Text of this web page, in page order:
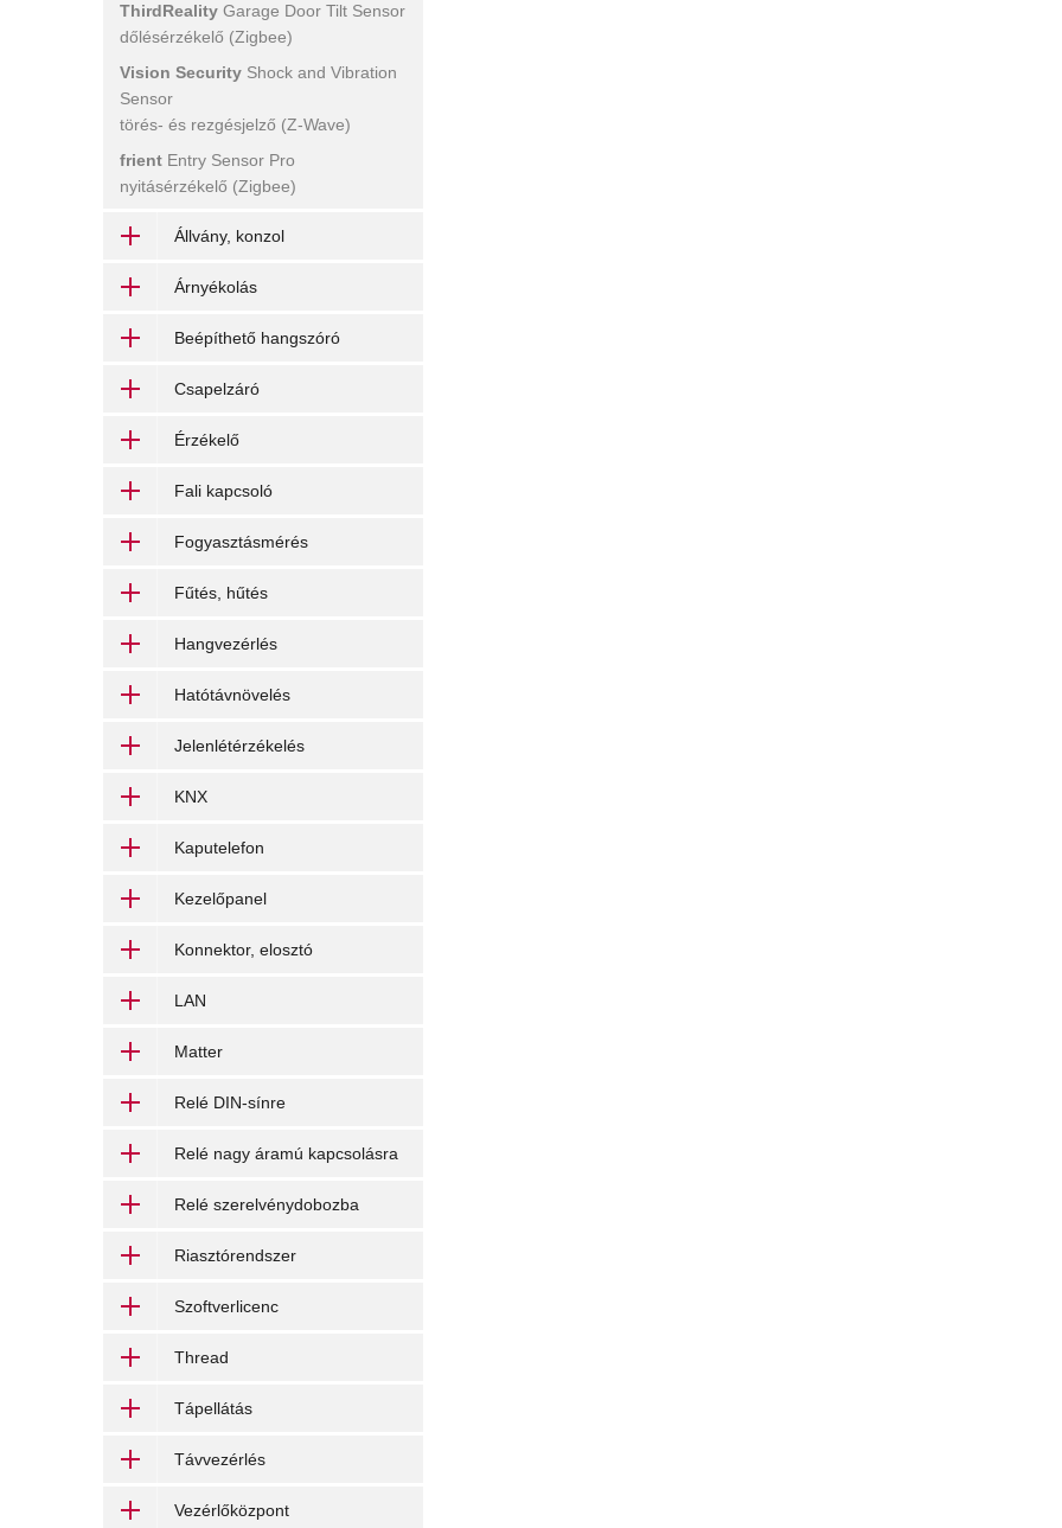
ThirdReality Garage Door Tilt Sensor
dőlésérzékelő (Zigbee)
Vision Security Shock and Vibration
Sensor
törés- és rezgésjelző (Z-Wave)
frient Entry Sensor Pro
nyitásérzékelő (Zigbee)
Állvány, konzol
Árnyékolás
Beépíthető hangszóró
Csapelzáró
Érzékelő
Fali kapcsoló
Fogyasztásmérés
Fűtés, hűtés
Hangvezérlés
Hatótávnövelés
Jelenlétérzékelés
KNX
Kaputelefon
Kezelőpanel
Konnektor, elosztó
LAN
Matter
Relé DIN-sínre
Relé nagy áramú kapcsolásra
Relé szerelvénydobozba
Riasztórendszer
Szoftverlicenc
Thread
Tápellátás
Távvezérlés
Vezérlőközpont